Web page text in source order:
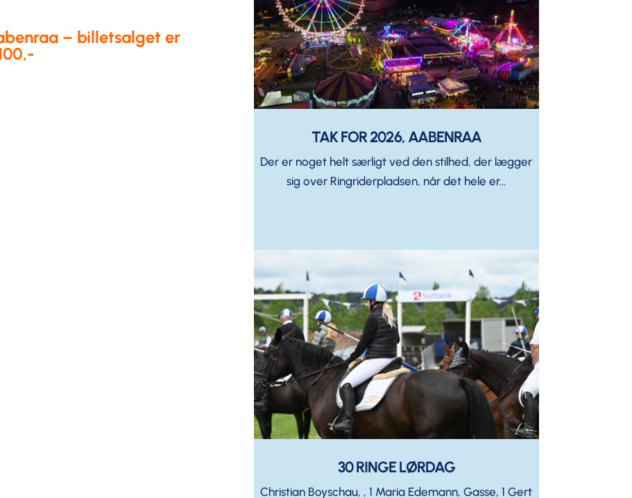
– billetsalget er
TAK FOR 2026, AABENRAA
Der er noget helt særligt ved den stilhed, der lægger
sig over Ringriderpladsen, når det hele er...
30 RINGE LØRDAG
Christian Boyschau, , 1 Maria Edemann, Gasse, 1 Gert